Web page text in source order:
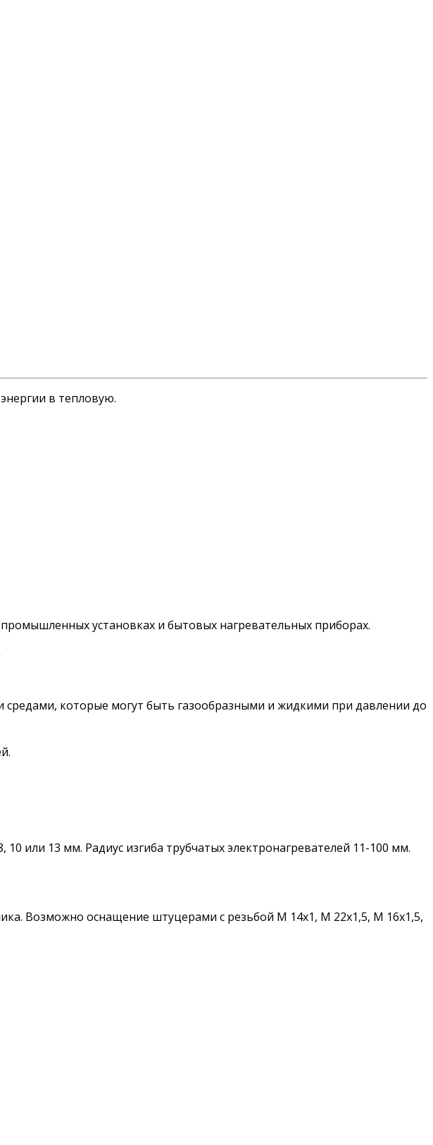
в тепловую.
установках и бытовых нагревательных приборах.
которые могут быть газообразными и жидкими при давлении до
или 13 мм. Радиус изгиба трубчатых электронагревателей 11-100 мм.
Возможно оснащение штуцерами с резьбой М 14х1, М 22х1,5, М 16х1,5,